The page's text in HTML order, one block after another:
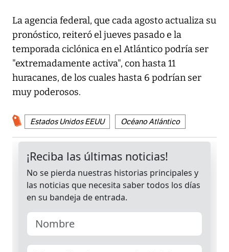
La agencia federal, que cada agosto actualiza su
pronóstico, reiteró el jueves pasado e la
temporada ciclónica en el Atlántico podría ser
"extremadamente activa", con hasta 11
huracanes, de los cuales hasta 6 podrían ser
muy poderosos.
Estados Unidos EEUU Océano Atlántico